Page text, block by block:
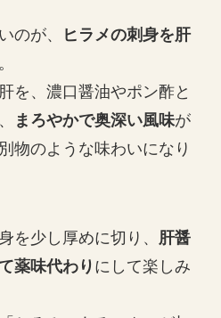
のが、
ヒラメの刺身を肝
を、濃口醤油やポン酢と
まろやかで奥深い風味が
物のような味わいになり
を少し厚めに切り、
肝醤
薬味代わり にして楽しみ